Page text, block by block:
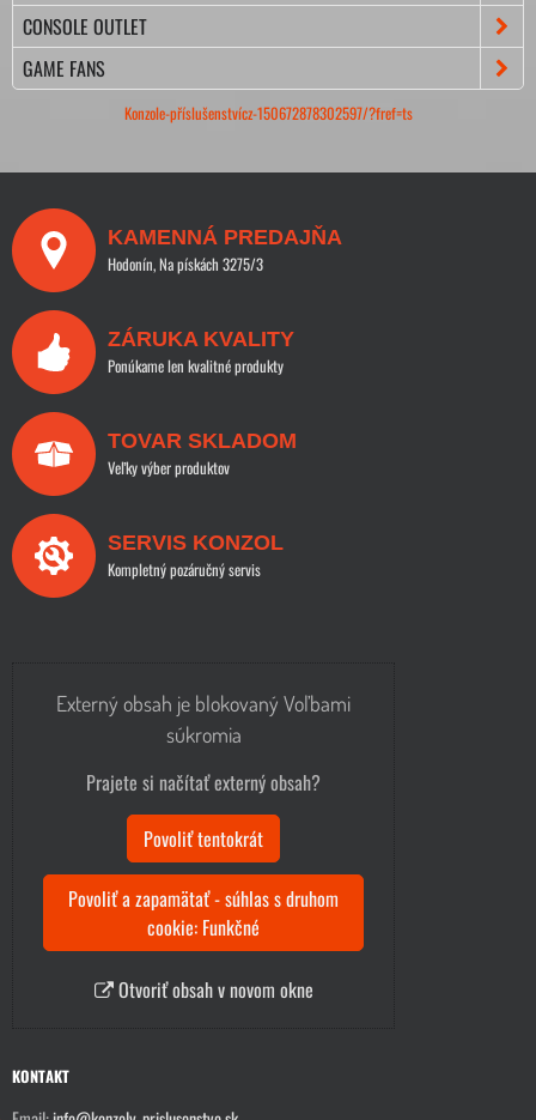
CONSOLE OUTLET
GAME FANS
Konzole-příslušenstvícz-150672878302597/?fref=ts
KAMENNÁ PREDAJŇA
Hodonín, Na pískách 3275/3
ZÁRUKA KVALITY
Ponúkame len kvalitné produkty
TOVAR SKLADOM
Veľky výber produktov
SERVIS KONZOL
Kompletný pozáručný servis
Externý obsah je blokovaný Voľbami
súkromia
Prajete si načítať externý obsah?
Povoliť tentokrát
Povoliť a zapamätať - súhlas s druhom
cookie: Funkčné
Otvoriť obsah v novom okne
KONTAKT